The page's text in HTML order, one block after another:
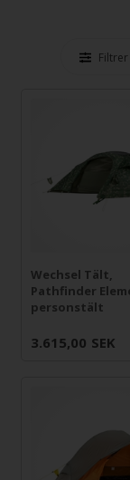
Wechsel Tält,
Pathfinder
personstält
3.615,00 SEK